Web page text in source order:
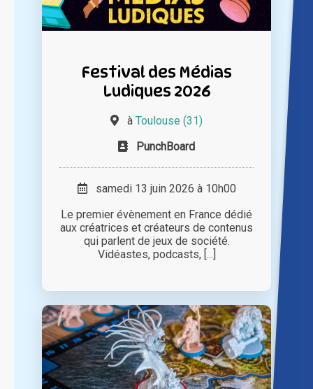
Festival des Médias
Ludiques 2026
à Toulouse (31)
PunchBoard
samedi 13 juin 2026 à 10h00
Le premier évènement en France dédié
aux créatrices et créateurs de contenus
qui parlent de jeux de société.
Vidéastes, podcasts, [...]